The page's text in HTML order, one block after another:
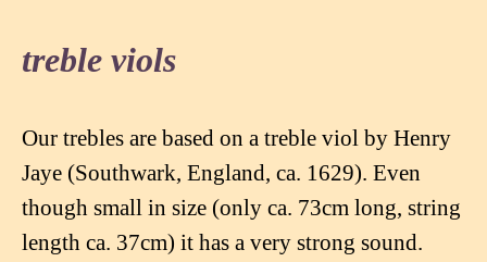
treble viols
Our trebles are based on a treble viol by Henry
Jaye (Southwark, England, ca. 1629). Even
though small in size (only ca. 73cm long, string
length ca. 37cm) it has a very strong sound.